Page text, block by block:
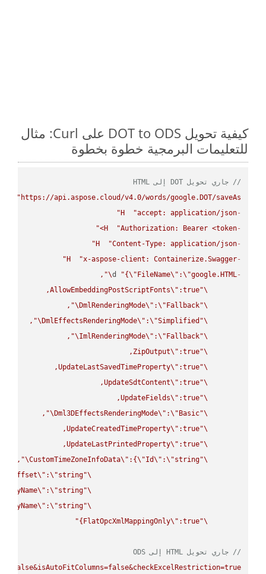
كيفية تحويل DOT to ODS على Curl: مثال
للتعليمات البرمجية خطوة بخطوة
// جاري تحويل DOT إلى HTML
"https://api.aspose.cloud/v4.0/words/google.DOT/saveAs"
-
H
"accept: application/json"
-
H
"Authorization: Bearer <token>"
-
H
"Content-Type: application/json"
-
H
"x-aspose-client: Containerize.Swagger"
-
d "{\" FileName\" :\"google.HTML
\"
\"
AllowEmbeddingPostScriptFonts\"
\"
DmlRenderingMode\" :\" Fallback
\"
\"
DmlEffectsRenderingMode\" :\"Simplified
\"
\"
ImlRenderingMode\" :\" Fallback
\"
\"
ZipOutput\"
\"
UpdateLastSavedTimeProperty\"
\"
UpdateSdtContent\"
\"
UpdateFields\"
\"
Dml3DEffectsRenderingMode\" :\" Basic
\"
\"
UpdateCreatedTimeProperty\"
\"
UpdateLastPrintedProperty\"
\"
CustomTimeZoneInfoData\" :{\"Id\" :\"string
\"
\"
\" :\"string
\"
\" :\"string
\"
\" :\"string
\"
FlatOpcXmlMappingOnly\" :true}"
// جاري تحويل HTML إلى ODS